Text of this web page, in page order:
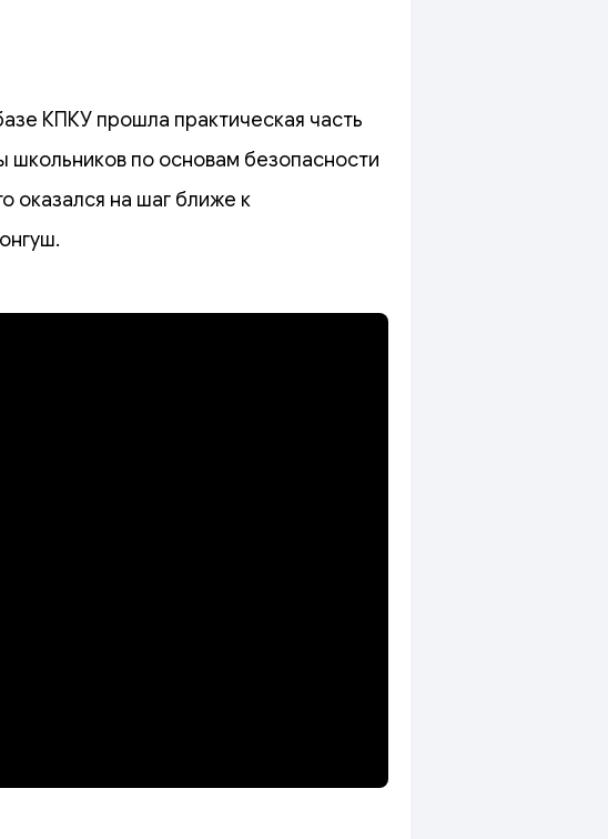
КПКУ прошла практическая часть
школьников по основам безопасности
оказался на шаг ближе к